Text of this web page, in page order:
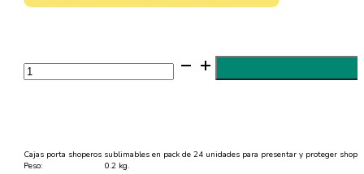
Porta
Shoperos
Sublimables
Cajas porta shoperos sublimables en pack de 24 unidades para presentar y proteger
Peso:
0.2 kg.